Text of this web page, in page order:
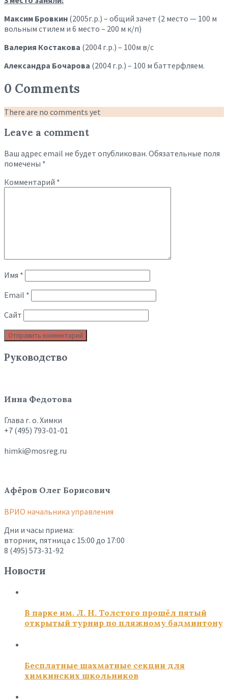
Максим Бровкин (2005г.р.) – общий зачет (2 место — 100 м
вольным стилем и 6 место – 200 м к/п)
Валерия Костакова (2004 г.р.) – 100м в/с
Александра Бочарова (2004 г.р.) – 100 м баттерфляем.
0 Comments
There are no comments yet
Leave a comment
Ваш адрес email не будет опубликован. Обязательные поля
помечены *
Комментарий *
Имя *
Email *
Сайт
Руководство
Инна Федотова
Глава г. о. Химки
+7 (495) 793-01-01
himki@mosreg.ru
Афёров Олег Борисович
ВРИО начальника управления
Дни и часы приема:
вторник, пятница с 15:00 до 17:00
8 (495) 573-31-92
Новости
В парке им. Л. Н. Толстого прошёл пятый
открытый турнир по пляжному бадминтону
Бесплатные шахматные секции для
химкинских школьников